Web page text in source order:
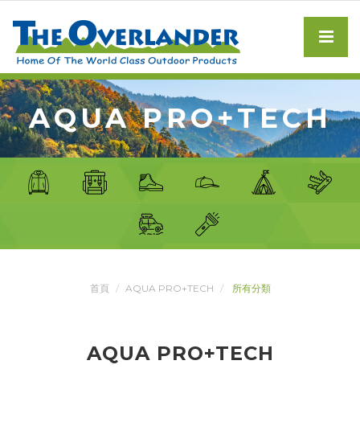
AQUA PRO+TECH
首頁 AQUA PRO+TECH 所有分類
AQUA PRO+TECH